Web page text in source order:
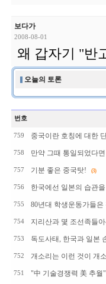
보다가
2008-08-01
왜 갑자기 "반
오늘의 토론
번호
759 중국이란 호칭에 대한
758 만약 그때 통일되었다
757 기분 좋은 중국탓! (3)
756 한국에선 일본의 습관
755 80년대 학생운동가들은
754 지리산과 몇 조선족들
753 독도사태, 한국과 일본
752 개소리는 이런 것이 개
751 "中 기술경쟁력 美 추월